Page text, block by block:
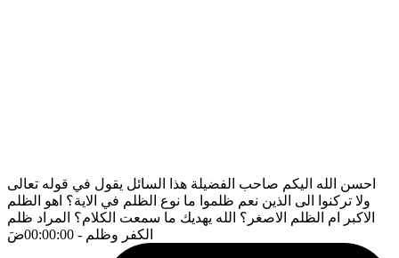
احسن الله اليكم صاحب الفضيلة هذا السائل يقول في قوله تعالى
ولا تركنوا الى الذين نعم ظلموا ما نوع الظلم في الاية؟ اهو الظلم
الاكبر ام الظلم الاصغر؟ الله يهديك ما سمعت الكلام؟ المراد ظلم
الكفر وظلم - 00:00:00 ضَ